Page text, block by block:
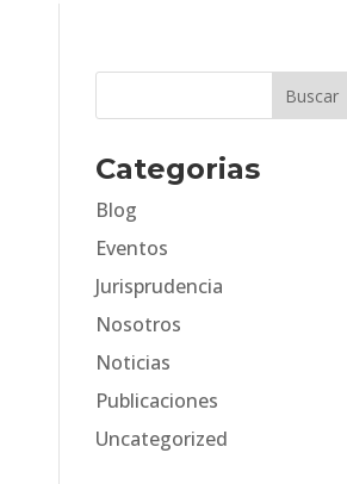
Categorias
Blog
Eventos
Jurisprudencia
Nosotros
Noticias
Publicaciones
Uncategorized